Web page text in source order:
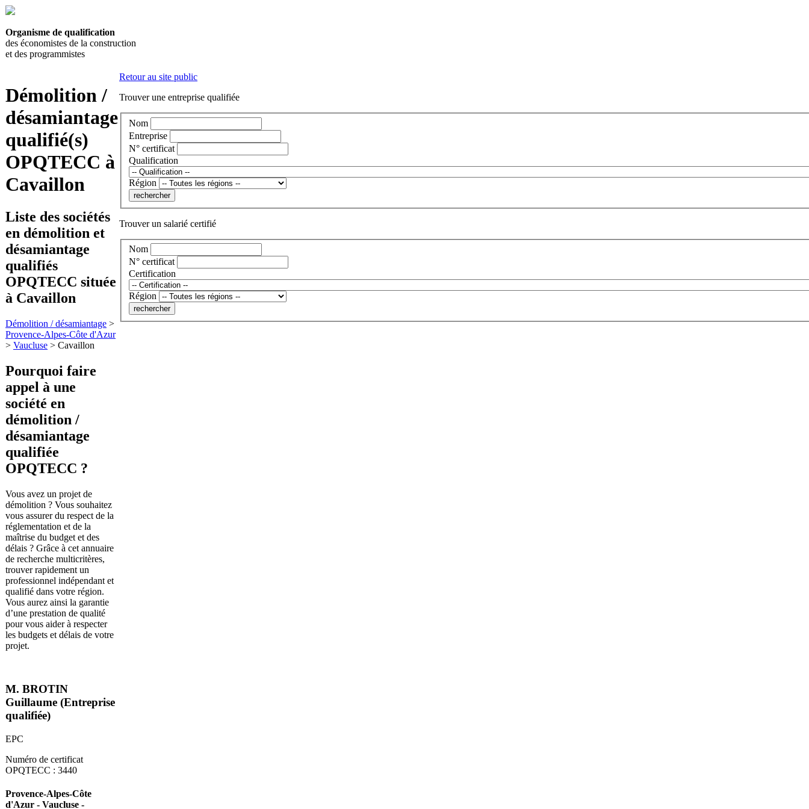
Organisme de qualification
des économistes de la construction
et des programmistes
Démolition /
désamiantage
qualifié(s)
OPQTECC à
Cavaillon
Liste des sociétés
en démolition et
désamiantage
qualifiés
OPQTECC située
à Cavaillon
Démolition / désamiantage >
Provence-Alpes-Côte d'Azur
> Vaucluse > Cavaillon
Pourquoi faire
appel à une
société en
démolition /
désamiantage
qualifiée
OPQTECC ?
Vous avez un projet de
démolition ? Vous souhaitez
vous assurer du respect de la
réglementation et de la
maîtrise du budget et des
délais ? Grâce à cet annuaire
de recherche multicritères,
trouver rapidement un
professionnel indépendant et
qualifié dans votre région.
Vous aurez ainsi la garantie
d’une prestation de qualité
pour vous aider à respecter
les budgets et délais de votre
projet.
M. BROTIN
Guillaume (Entreprise
qualifiée)
EPC
Numéro de certificat
OPQTECC : 3440
Provence-Alpes-Côte
d'Azur - Vaucluse -
Retour au site public
Trouver une entreprise qualifiée
Nom
Entreprise
N° certificat
Qualification
Région
Trouver un salarié certifié
Nom
N° certificat
Certification
Région